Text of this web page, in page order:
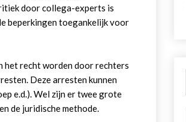
door collega-experts is
beperkingen toegankelijk voor
het recht worden door rechters
Deze arresten kunnen
e.d.). Wel zijn er twee grote
de juridische methode.